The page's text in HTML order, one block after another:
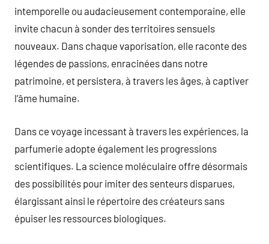
intemporelle ou audacieusement contemporaine, elle
invite chacun à sonder des territoires sensuels
nouveaux. Dans chaque vaporisation, elle raconte des
légendes de passions, enracinées dans notre
patrimoine, et persistera, à travers les âges, à captiver
l’âme humaine.
Dans ce voyage incessant à travers les expériences, la
parfumerie adopte également les progressions
scientifiques. La science moléculaire offre désormais
des possibilités pour imiter des senteurs disparues,
élargissant ainsi le répertoire des créateurs sans
épuiser les ressources biologiques.